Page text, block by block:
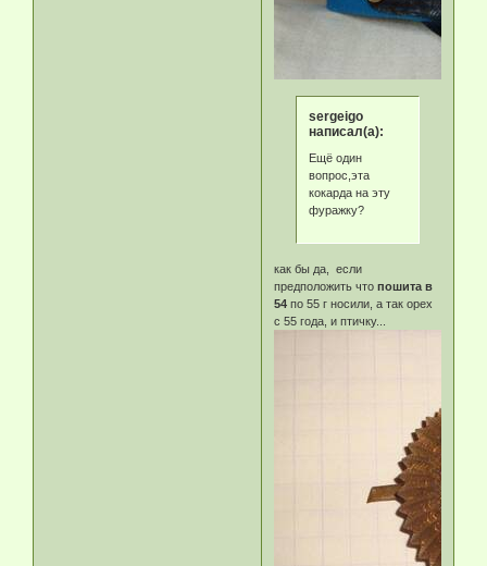
sergeigo
написал(а):
Ещё один
вопрос,эта
кокарда на эту
фуражку?
как бы да, если
предположить чтопошита в
54по 55 г носили, а так орех
с 55 года, и птичку...